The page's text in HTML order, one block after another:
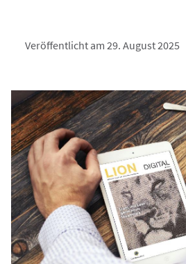
Veröffentlicht am 29. August 2025